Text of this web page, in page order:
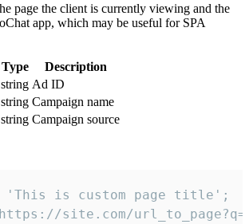
page the client is currently viewing and the
app, which may be useful for SPA
Type
Description
string Ad ID
string Campaign name
string Campaign source
is custom page title';
site.com/